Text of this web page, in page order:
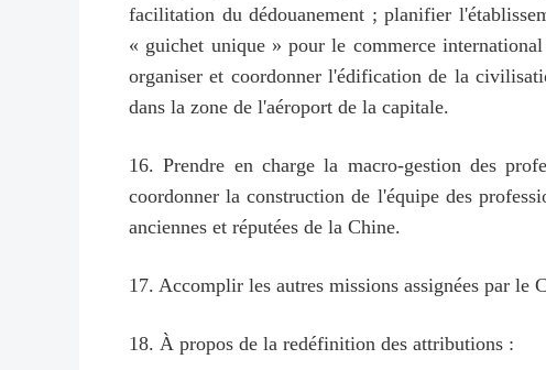
facilitation du dédouanement ; planifier
« guichet unique » pour le commerce
organiser et coordonner l'édification de la
dans la zone de l'aéroport de la capitale.
16. Prendre en charge la macro-gestion des
coordonner la construction de l'équipe des
anciennes et réputées de la Chine.
17. Accomplir les autres missions assignées par
18. À propos de la redéfinition des attributions :